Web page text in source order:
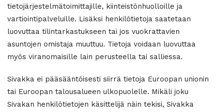
tietojärjestelmätoimittajille, kiinteistönhuolloille ja
vartiointipalveluille. Lisäksi henkilötietoja saatetaan
luovuttaa tilintarkastukseen tai jos vuokrattavien
asuntojen omistaja muuttuu. Tietoja voidaan luovuttaa
myös viranomaisille lain perusteella tai salliessa.
Sivakka ei pääsääntöisesti siirrä tietoja Euroopan unionin
tai Euroopan talousalueen ulkopuolelle. Mikäli joku
Sivakan henkilötietojen käsittelijä näin tekisi, Sivakka